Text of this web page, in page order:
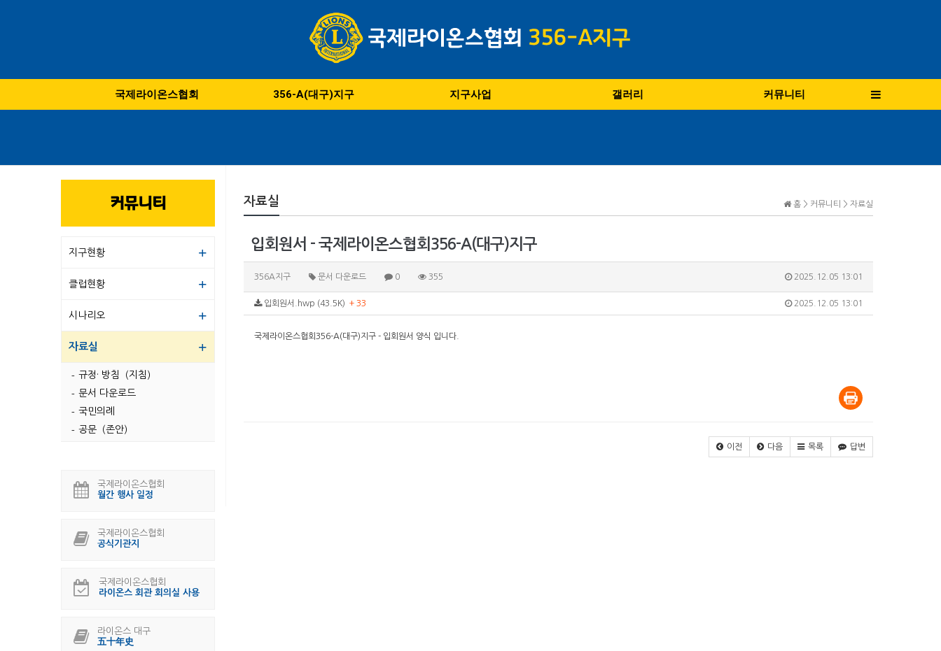
국제라이온스협회 356-A(대구)지구 지구사업 갤러리 커뮤니티
홈 > 커뮤니티 > 자료실
자료실
입회원서 - 국제라이온스협회356-A(대구)지구
356A지구 문서 다운로드 0 355 2025.12.05 13:01
2025.12.05 13:01
입회원서.hwp (43.5K) + 33
국제라이온스협회356-A(대구)지구 - 입회원서 양식 입니다.
이전 다음 목록 답변
커뮤니티
지구현황
클럽현황
시나리오
자료실
규정· 방침（지침）
문서 다운로드
국민의례
공문（존안）
국제라이온스협회
월간 행사 일정
국제라이온스협회
공식기관지
국제라이온스협회
라이온스 회관 회의실 사용
라이온스 대구
五十年史